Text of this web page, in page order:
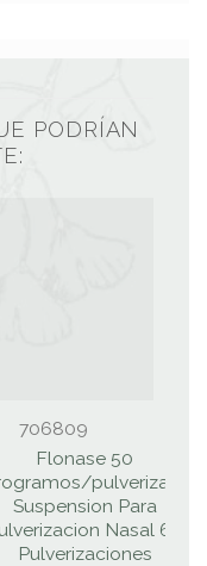
PODRÍAN
706809
Flonase 50
pulverizacion
Suspension Para
Nasal 60
Pulverizaciones